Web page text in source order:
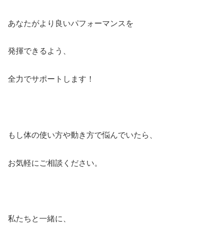
あなたがより良いパフォーマンスを
発揮できるよう、
全力でサポートします！
もし体の使い方や動き方で悩んでいたら、
お気軽にご相談ください。
私たちと一緒に、